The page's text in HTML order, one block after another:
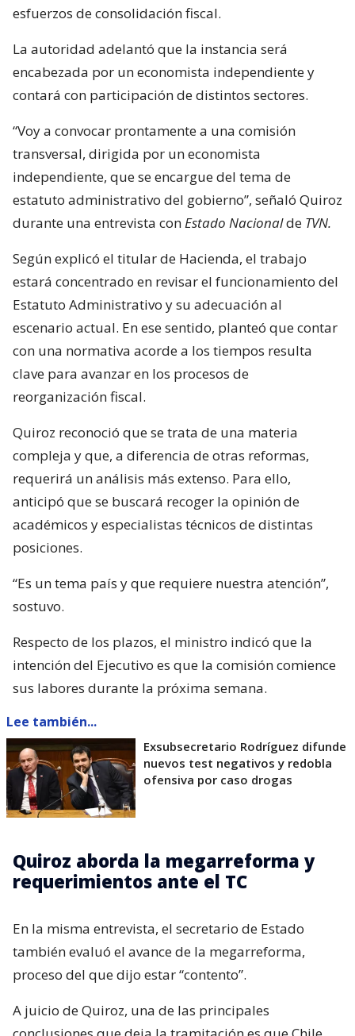
esfuerzos de consolidación fiscal.
La autoridad adelantó que la instancia será
encabezada por un economista independiente y
contará con participación de distintos sectores.
“Voy a convocar prontamente a una comisión
transversal, dirigida por un economista
independiente, que se encargue del tema de
estatuto administrativo del gobierno”, señaló Quiroz
durante una entrevista con Estado Nacionalde TVN.
Según explicó el titular de Hacienda, el trabajo
estará concentrado en revisar el funcionamiento del
Estatuto Administrativo y su adecuación al
escenario actual. En ese sentido, planteó que contar
con una normativa acorde a los tiempos resulta
clave para avanzar en los procesos de
reorganización fiscal.
Quiroz reconoció que se trata de una materia
compleja y que, a diferencia de otras reformas,
requerirá un análisis más extenso. Para ello,
anticipó que se buscará recoger la opinión de
académicos y especialistas técnicos de distintas
posiciones.
“Es un tema país y que requiere nuestra atención”,
sostuvo.
Respecto de los plazos, el ministro indicó que la
intención del Ejecutivo es que la comisión comience
sus labores durante la próxima semana.
Lee también...
Exsubsecretario Rodríguez difunde
nuevos test negativos y redobla
ofensiva por caso drogas
Quiroz aborda la megarreforma y
requerimientos ante el TC
En la misma entrevista, el secretario de Estado
también evaluó el avance de la megarreforma,
proceso del que dijo estar “contento”.
A juicio de Quiroz, una de las principales